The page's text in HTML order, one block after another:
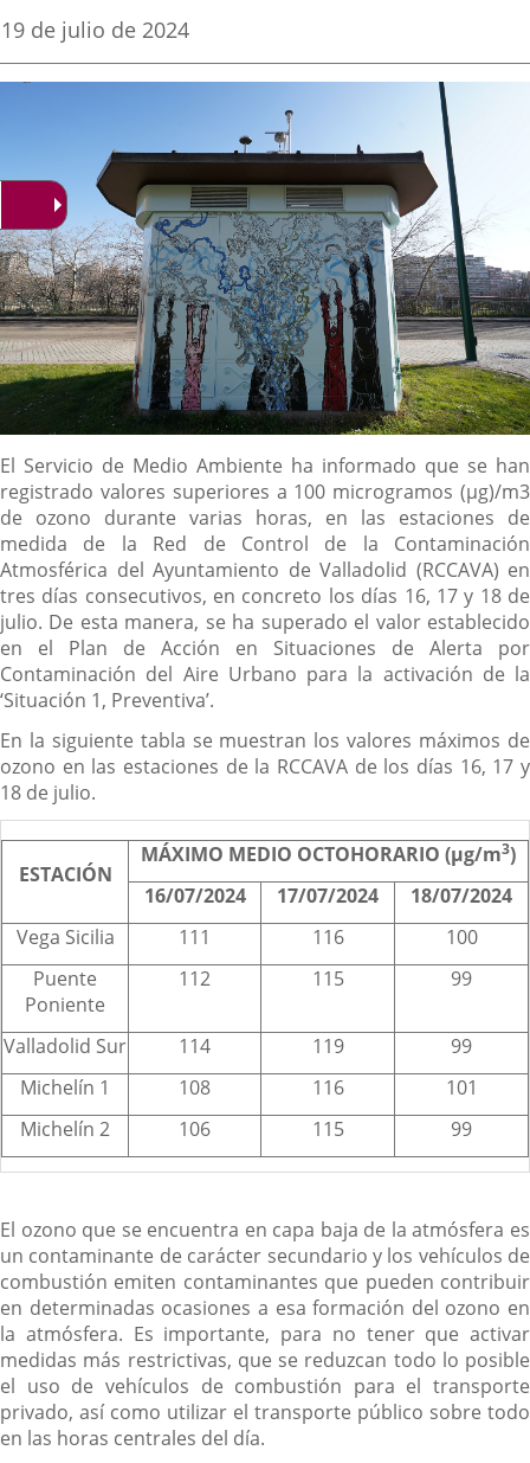
aplicaciónaplicación
externa.
Fecha
la
19 de julio de 2024
Descripción
El Servicio de Medio Ambiente ha informado que se han
registrado valores superiores a 100 microgramos (µg)/m3
de ozono durante varias horas, en las estaciones de
medida de la Red de Control de la Contaminación
Atmosférica del Ayuntamiento de Valladolid (RCCAVA) en
tres días consecutivos, en concreto los días 16, 17 y 18 de
julio. De esta manera, se ha superado el valor establecido
en el Plan de Acción en Situaciones de Alerta por
Contaminación del Aire Urbano para la activación de la
‘Situación 1, Preventiva’.
En la siguiente tabla se muestran los valores máximos de
ozono en las estaciones de la RCCAVA de los días 16, 17 y
18 de julio.
ESTACIÓN
MÁXIMO MEDIO OCTOHORARIO (µg/m3)
16/07/2024
17/07/2024
18/07/2024
Vega Sicilia
111 116
100
Puente
Poniente
112 115 99
Valladolid Sur 114 119
99
Michelín 1
108 116
101
Michelín 2
106 115 99
El ozono que se encuentra en capa baja de la atmósfera es
un contaminante de carácter secundario y los vehículos de
combustión emiten contaminantes que pueden contribuir
en determinadas ocasiones a esa formación del ozono en
la atmósfera. Es importante, para no tener que activar
medidas más restrictivas, que se reduzcan todo lo posible
el uso de vehículos de combustión para el transporte
privado, así como utilizar el transporte público sobre todo
en las horas centrales del día.